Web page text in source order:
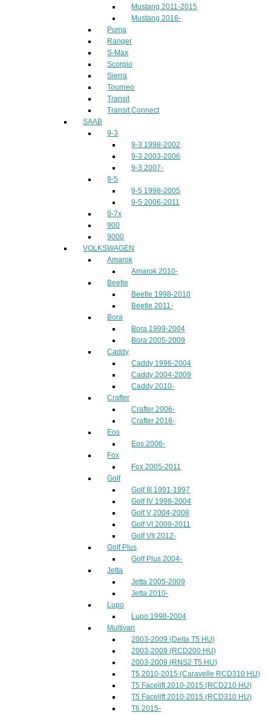
Mustang 2011-2015
Mustang 2016-
Puma
Ranger
S-Max
Scorpio
Sierra
Tourneo
Transit
Transit Connect
SAAB
9-3
9-3 1998-2002
9-3 2003-2006
9-3 2007-
9-5
9-5 1998-2005
9-5 2006-2011
9-7x
900
9000
VOLKSWAGEN
Amarok
Amarok 2010-
Beetle
Beetle 1998-2010
Beetle 2011-
Bora
Bora 1999-2004
Bora 2005-2009
Caddy
Caddy 1996-2004
Caddy 2004-2009
Caddy 2010-
Crafter
Crafter 2006-
Crafter 2018-
Eos
Eos 2006-
Fox
Fox 2005-2011
Golf
Golf III 1991-1997
Golf IV 1998-2004
Golf V 2004-2008
Golf VI 2009-2011
Golf VII 2012-
Golf Plus
Golf Plus 2004-
Jetta
Jetta 2005-2009
Jetta 2010-
Lupo
Lupo 1998-2004
Multivan
2003-2009 (Delta T5 HU)
2003-2009 (RCD200 HU)
2003-2009 (RNS2 T5 HU)
T5 2010-2015 (Caravelle RCD310 HU)
T5 Facelift 2010-2015 (RCD210 HU)
T5 Facelift 2010-2015 (RCD310 HU)
T6 2015-